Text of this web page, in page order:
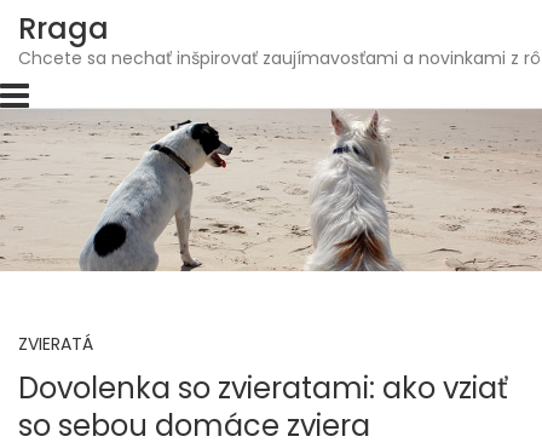
content
Rraga
Chcete sa nechať inšpirovať zaujímavosťami a novinkami z
ZVIERATÁ
Dovolenka so zvieratami: ako vziať
so sebou domáce zviera